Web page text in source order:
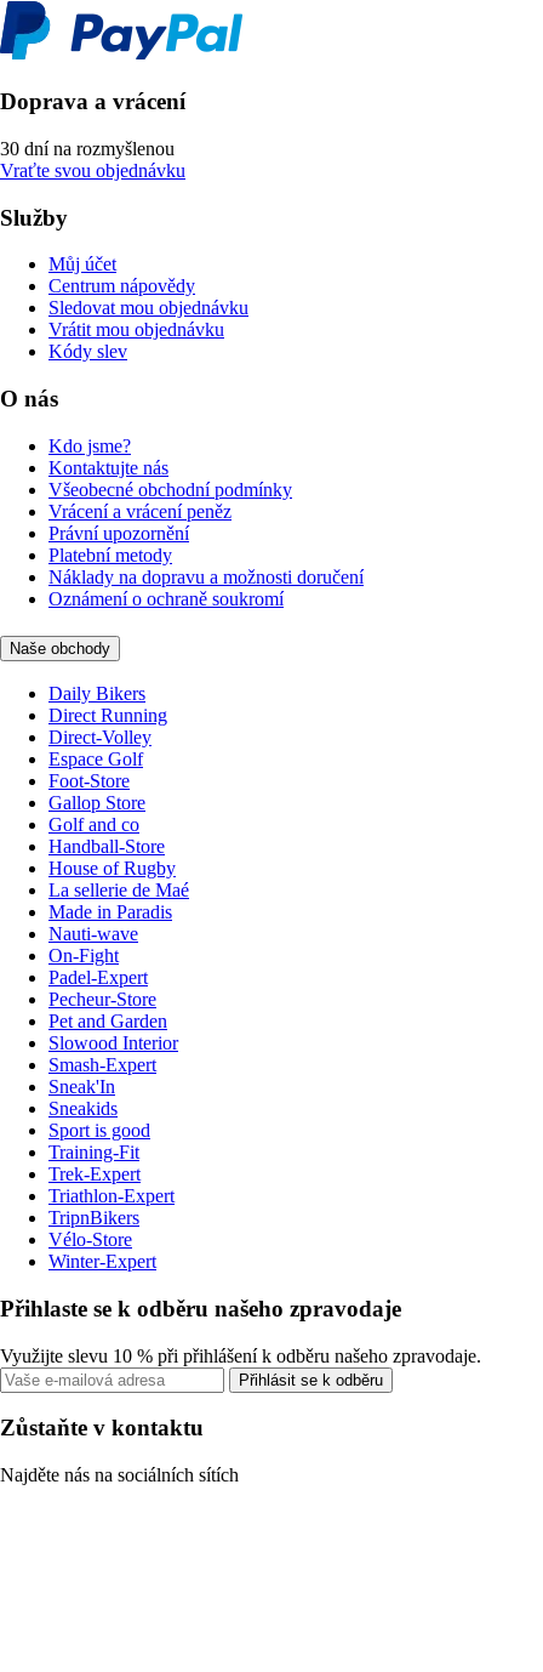
Doprava a vrácení
30 dní na rozmyšlenou
Vraťte svou objednávku
Služby
Můj účet
Centrum nápovědy
Sledovat mou objednávku
Vrátit mou objednávku
Kódy slev
O nás
Kdo jsme?
Kontaktujte nás
Všeobecné obchodní podmínky
Vrácení a vrácení peněz
Právní upozornění
Platební metody
Náklady na dopravu a možnosti doručení
Oznámení o ochraně soukromí
Naše obchody
Daily Bikers
Direct Running
Direct-Volley
Espace Golf
Foot-Store
Gallop Store
Golf and co
Handball-Store
House of Rugby
La sellerie de Maé
Made in Paradis
Nauti-wave
On-Fight
Padel-Expert
Pecheur-Store
Pet and Garden
Slowood Interior
Smash-Expert
Sneak'In
Sneakids
Sport is good
Training-Fit
Trek-Expert
Triathlon-Expert
TripnBikers
Vélo-Store
Winter-Expert
Přihlaste se k odběru našeho zpravodaje
Využijte slevu 10 % při přihlášení k odběru našeho zpravodaje.
Přihlásit se k odběru
Zůstaňte v kontaktu
Najděte nás na sociálních sítích